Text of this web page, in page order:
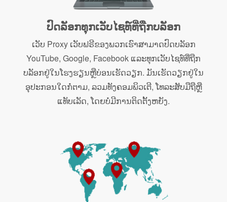
ປົດລັອກທຸກເວັບໄຊທ໌ທີ່ຖືກບລັອກ
ເວັບ Proxy ເວັບຟຣີຂອງພວກເຮົາສາມາດປົດບລັອກ
YouTube, Google, Facebook ແລະທຸກເວັບໄຊທ໌ທີ່ຖືກ
ບລັອກຢູ່ໃນໂຮງຮຽນຫຼືບ່ອນເຮັດວຽກ. ມັນເຮັດວຽກຢູ່ໃນ
ອຸປະກອນໃດກໍ່ຕາມ, ລວມທັງຄອມພິວເຕີ, ໂທລະສັບມືຖືຫຼື
ແທັບເລັດ, ໂດຍບໍ່ມີການຕິດຕັ້ງຫຍັງ.